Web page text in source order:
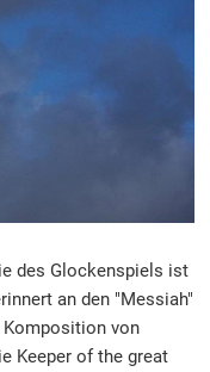
des Glockenspiels ist
an den "Messiah"
Komposition von
Keeper of the great